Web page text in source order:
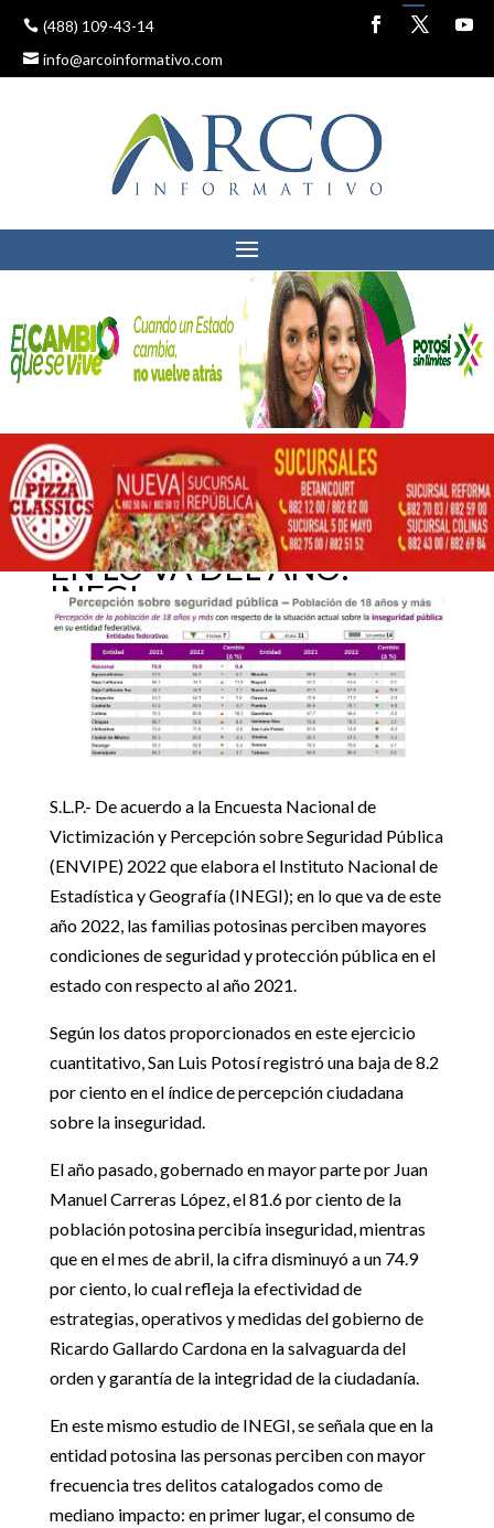
(488) 109-43-14
info@arcoinformativo.com
 Inicio 5 GobEdo 5
POTOSINOS PERCIBEN MEJORES CONDICIONES DE
SEGURIDAD PÚBLICA EN LO VA DEL AÑO: INEGI
POTOSINOS PERCIBEN
MEJORES CONDICIONES
DE SEGURIDAD PÚBLICA
EN LO VA DEL AÑO:
INEGI
GobEdo
13 octubre, 2022
S.L.P.- De acuerdo a la Encuesta Nacional de
Victimización y Percepción sobre Seguridad Pública
(ENVIPE) 2022 que elabora el Instituto Nacional de
Estadística y Geografía (INEGI); en lo que va de este
año 2022, las familias potosinas perciben mayores
condiciones de seguridad y protección pública en el
estado con respecto al año 2021.
Según los datos proporcionados en este ejercicio
cuantitativo, San Luis Potosí registró una baja de 8.2
por ciento en el índice de percepción ciudadana
sobre la inseguridad.
El año pasado, gobernado en mayor parte por Juan
Manuel Carreras López, el 81.6 por ciento de la
población potosina percibía inseguridad, mientras
que en el mes de abril, la cifra disminuyó a un 74.9
por ciento, lo cual refleja la efectividad de
estrategias, operativos y medidas del gobierno de
Ricardo Gallardo Cardona en la salvaguarda del
orden y garantía de la integridad de la ciudadanía.
En este mismo estudio de INEGI, se señala que en la
entidad potosina las personas perciben con mayor
frecuencia tres delitos catalogados como de
mediano impacto: en primer lugar, el consumo de